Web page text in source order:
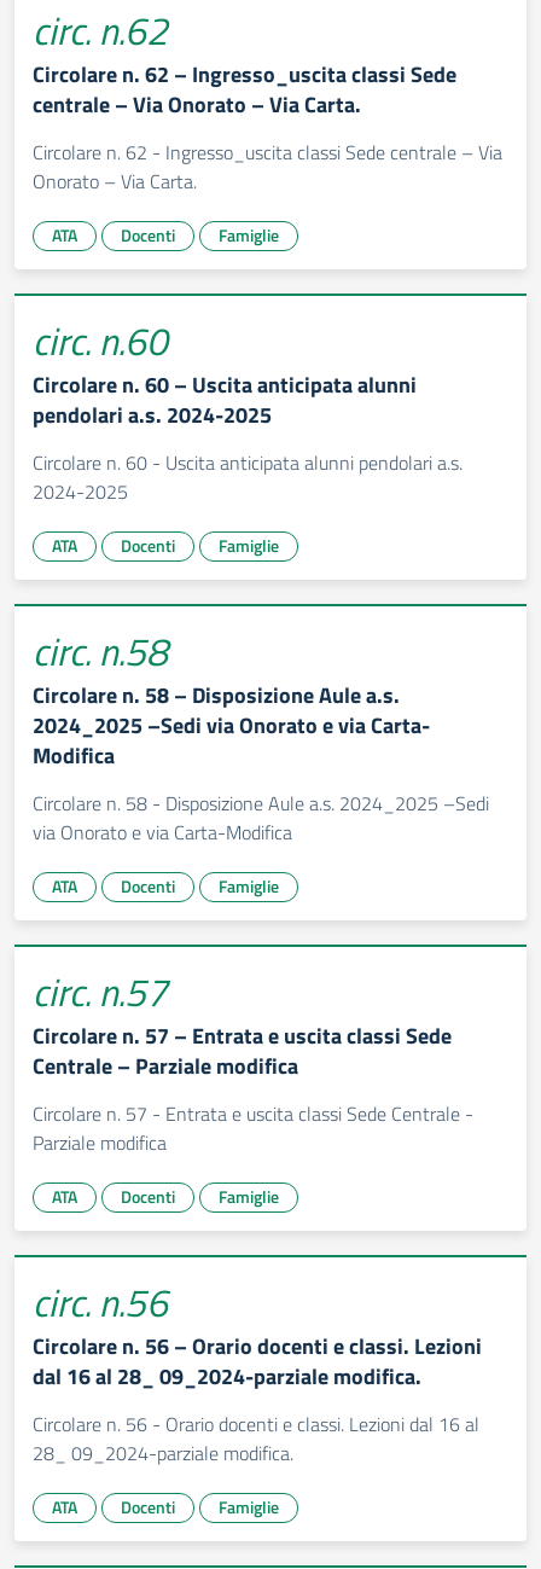
circ. n.62
Circolare n. 62 – Ingresso_uscita classi Sede
centrale – Via Onorato – Via Carta.
Circolare n. 62 - Ingresso_uscita classi Sede centrale – Via
Onorato – Via Carta.
ATA Docenti Famiglie
circ. n.60
Circolare n. 60 – Uscita anticipata alunni
pendolari a.s. 2024-2025
Circolare n. 60 - Uscita anticipata alunni pendolari a.s.
2024-2025
ATA Docenti Famiglie
circ. n.58
Circolare n. 58 – Disposizione Aule a.s.
2024_2025 –Sedi via Onorato e via Carta-
Modifica
Circolare n. 58 - Disposizione Aule a.s. 2024_2025 –Sedi
via Onorato e via Carta-Modifica
ATA Docenti Famiglie
circ. n.57
Circolare n. 57 – Entrata e uscita classi Sede
Centrale – Parziale modifica
Circolare n. 57 - Entrata e uscita classi Sede Centrale -
Parziale modifica
ATA Docenti Famiglie
circ. n.56
Circolare n. 56 – Orario docenti e classi. Lezioni
dal 16 al 28_ 09_2024-parziale modifica.
Circolare n. 56 - Orario docenti e classi. Lezioni dal 16 al
28_ 09_2024-parziale modifica.
ATA Docenti Famiglie